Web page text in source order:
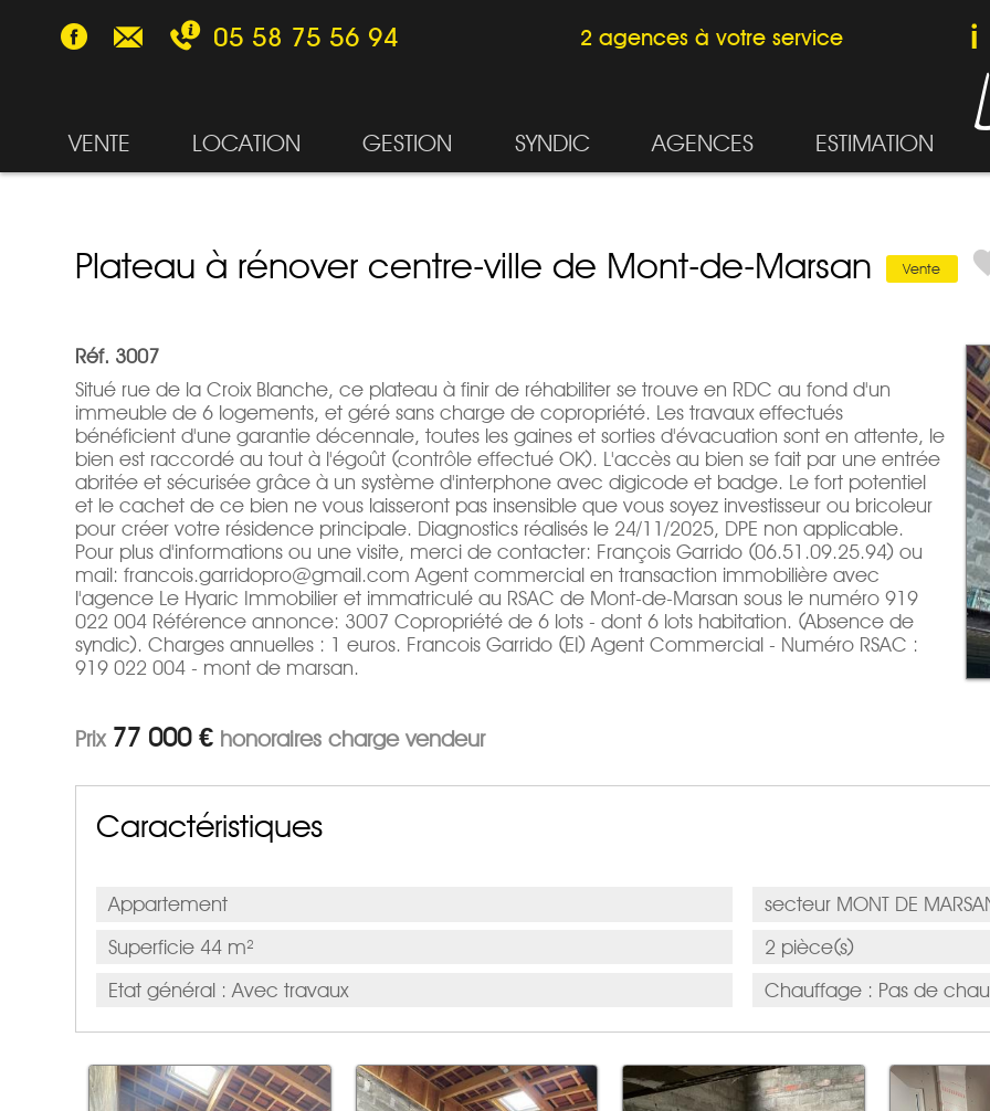
05 58 75 56 94 2 agences à votre service
VENTE LOCATION GESTION SYNDIC AGENCES ESTIMATION
Plateau à rénover centre-ville de Mont-de-Marsan Vente
Réf. 3007
Situé rue de la Croix Blanche, ce plateau à finir de réhabiliter se trouve en RDC au fond d'un
immeuble de 6 logements, et géré sans charge de copropriété. Les travaux effectués
bénéficient d'une garantie décennale, toutes les gaines et sorties d'évacuation sont en attente, le
bien est raccordé au tout à l'égoût (contrôle effectué OK). L'accès au bien se fait par une entrée
abritée et sécurisée grâce à un système d'interphone avec digicode et badge. Le fort potentiel
et le cachet de ce bien ne vous laisseront pas insensible que vous soyez investisseur ou bricoleur
pour créer votre résidence principale. Diagnostics réalisés le 24/11/2025, DPE non applicable.
Pour plus d'informations ou une visite, merci de contacter: François Garrido (06.51.09.25.94) ou
mail: francois.garridopro@gmail.com Agent commercial en transaction immobilière avec
l'agence Le Hyaric Immobilier et immatriculé au RSAC de Mont-de-Marsan sous le numéro 919
022 004 Référence annonce: 3007 Copropriété de 6 lots - dont 6 lots habitation. (Absence de
syndic). Charges annuelles : 1 euros. Francois Garrido (EI) Agent Commercial - Numéro RSAC :
919 022 004 - mont de marsan.
Prix 77 000 € honoraires charge vendeur
Caractéristiques
Appartement
secteur MONT DE
Superficie 44 m²
2 pièce(s)
Etat général : Avec travaux
Chauffage : Pas de